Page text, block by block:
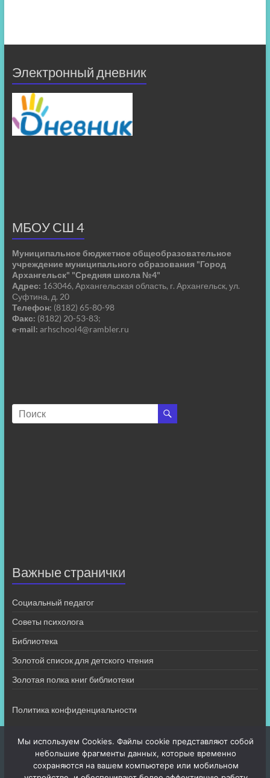
Электронный дневник
МБОУ СШ 4
Муниципальное бюджетное общеобразовательное
учреждение муниципального образования "Город
Архангельск" "Средняя школа №4"
Адрес: 163046, Архангельская область, г. Архангельск, ул.
Суфтина, д. 20
Телефон: (8182) 65-80-98
Факс: (8182) 20-53-83;
e-mail: arhschool4@rambler.ru
Важные странички
Социальный педагог
Советы психолога
Библиотека
Золотой список для детского чтения
Золотая полка книг библиотеки
Политика конфиденциальности
Мы используем Cookies. Файлы cookie представляют собой
небольшие фрагменты данных, которые временно
сохраняются на вашем компьютере или мобильном